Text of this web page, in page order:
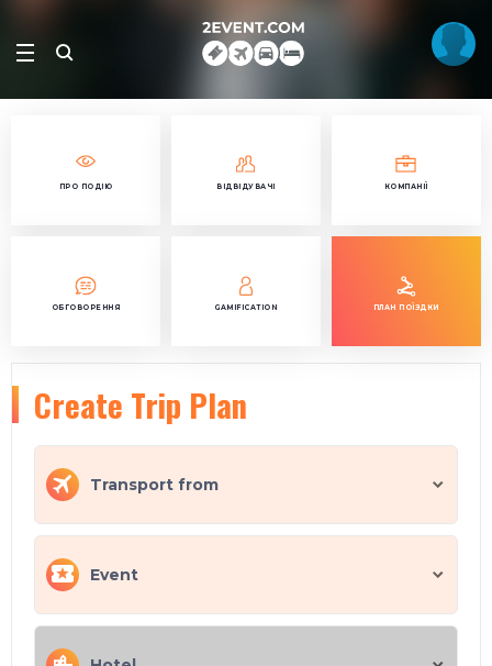
ПРО ПОДІЮ ВІДВІДУВАЧІ КОМПАНІЇ
ОБГОВОРЕННЯ GAMIFICATION ПЛАН ПОЇЗДКИ
Create Trip Plan
Transport from
Event